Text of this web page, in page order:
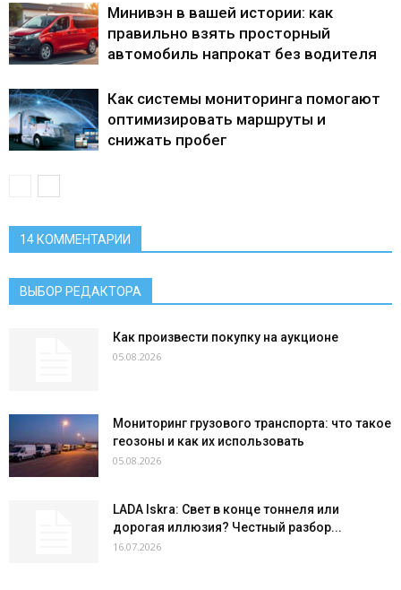
Минивэн в вашей истории: как
правильно взять просторный
автомобиль напрокат без водителя
Как системы мониторинга помогают
оптимизировать маршруты и
снижать пробег
14 КОММЕНТАРИИ
ВЫБОР РЕДАКТОРА
Как произвести покупку на аукционе
05.08.2026
Мониторинг грузового транспорта: что такое
геозоны и как их использовать
05.08.2026
LADA Iskra: Свет в конце тоннеля или
дорогая иллюзия? Честный разбор...
16.07.2026